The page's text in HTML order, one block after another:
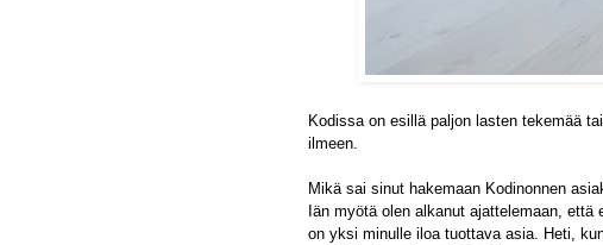
Kodissa on esillä paljon lasten tekemää
ilmeen.
Mikä sai sinut hakemaan Kodinonnen
Iän myötä olen alkanut ajattelemaan,
on yksi minulle iloa tuottava asia. Heti,